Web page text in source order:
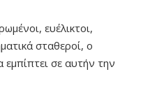
ευέλικτοι,
σταθεροί, ο
σε αυτήν την